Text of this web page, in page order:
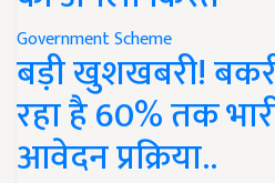
Government Scheme
बड़ी खुशखबरी!
रहा है 60% तक
आवेदन प्रक्रिया..